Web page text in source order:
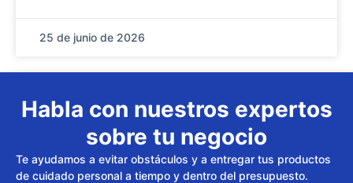
25 de junio de 2026
Habla con nuestros expertos
sobre tu negocio
Te ayudamos a evitar obstáculos y a entregar tus productos
de cuidado personal a tiempo y dentro del presupuesto.